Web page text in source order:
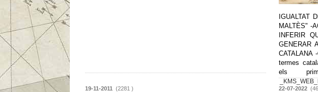
IGUALTAT
MALTÈS" -
INFERIR
GENERAR
CATALANA
termes
els
19-11-2011 (2281 ) 22-07-2022